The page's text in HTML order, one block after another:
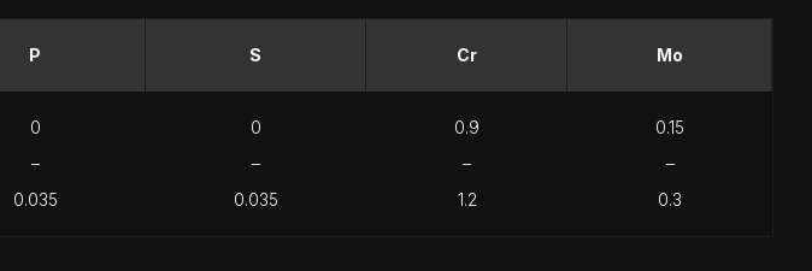
P
0
–
0.035
S
0
–
0.035
Cr
0.9
–
1.2
Mo
0.15
–
0.3